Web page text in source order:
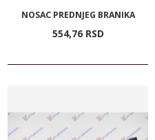
NOSAC PREDNJEG BRANIKA
554,76 RSD